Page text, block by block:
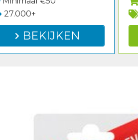
27.000+
BEKIJKEN